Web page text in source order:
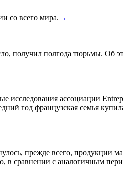
со всего мира. →
получил полгода тюрьмы. Об
исследования ассоциации
год французская семья
прежде всего, продукции
в сравнении с аналогичным